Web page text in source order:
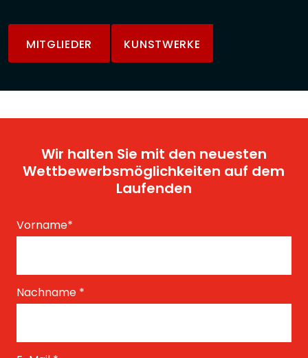
MITGLIEDER KUNSTWERKE
Wir halten Sie mit den neuesten
Wettbewerbsmöglichkeiten auf dem
Laufenden
Vorname*
Nachname *